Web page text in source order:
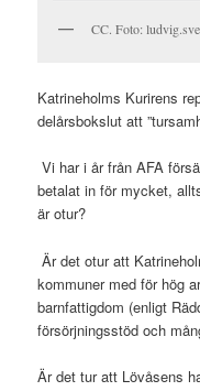
CC. Foto:
Katrineholms Kurirens
delårsbokslut att
Vi har i år från AFA
betalat in för mycket,
är otur?
Är det otur att
kommuner med för hög
barnfattigdom (enligt
försörjningsstöd och
Är det tur att Lövåsens